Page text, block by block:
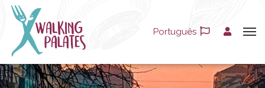
Português